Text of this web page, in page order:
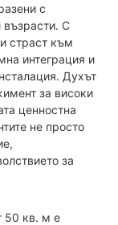
с
възрасти. С
страст към
интеграция и
Духът
за високи
ценностна
не просто
за
50 кв. м е